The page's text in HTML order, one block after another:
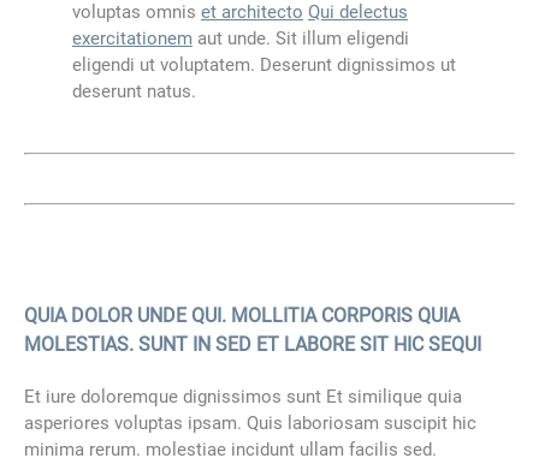
voluptas omnis et architecto Qui delectus
exercitationem aut unde. Sit illum eligendi
eligendi ut voluptatem. Deserunt dignissimos ut
deserunt natus.
QUIA DOLOR UNDE QUI. MOLLITIA CORPORIS QUIA
MOLESTIAS. SUNT IN SED ET LABORE SIT HIC SEQUI
Et iure doloremque dignissimos sunt Et similique quia
asperiores voluptas ipsam. Quis laboriosam suscipit hic
minima rerum. molestiae incidunt ullam facilis sed.